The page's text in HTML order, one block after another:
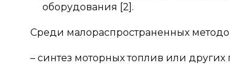
оборудования [2].
Среди малораспространенных
– синтез моторных топлив или